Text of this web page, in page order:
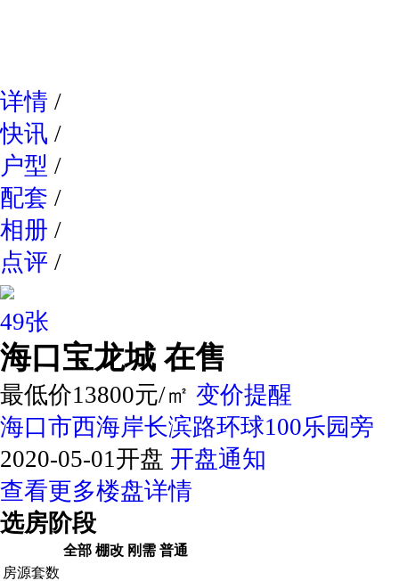
详情 /
快讯 /
户型 /
配套 /
相册 /
点评 /
49张
海口宝龙城 在售
最低价13800元/㎡ 变价提醒
海口市西海岸长滨路环球100乐园旁
2020-05-01开盘 开盘通知
查看更多楼盘详情
选房阶段
全部 棚改 刚需 普通
房源套数